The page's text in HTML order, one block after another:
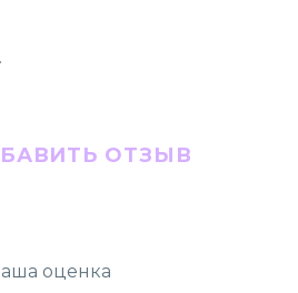
ОТЗЫВ
оценка